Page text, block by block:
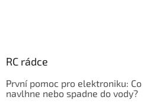
RC rádce
První pomoc pro elektroniku:
navlhne nebo spadne do vody?